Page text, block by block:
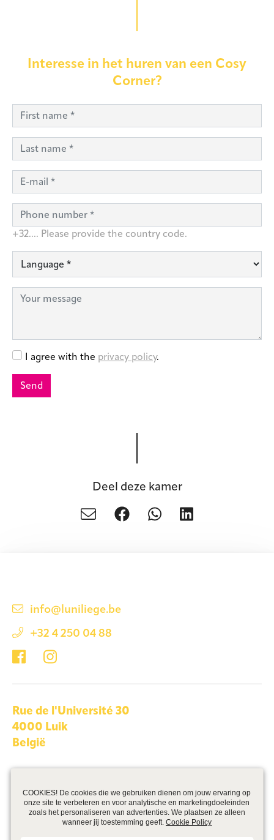
Interesse in het huren van een Cosy
Corner?
Deel deze kamer
info@luniliege.be
+32 4 250 04 88
Rue de l'Université 30
4000 Luik
België
We maken deel uit van Zabra Real Estate >
COOKIES! De cookies die we gebruiken dienen om jouw ervaring op
onze site te verbeteren en voor analytische en marketingdoeleinden
zoals het personaliseren van advertenties. We plaatsen ze alleen
wanneer jij toestemming geeft. Cookie Policy